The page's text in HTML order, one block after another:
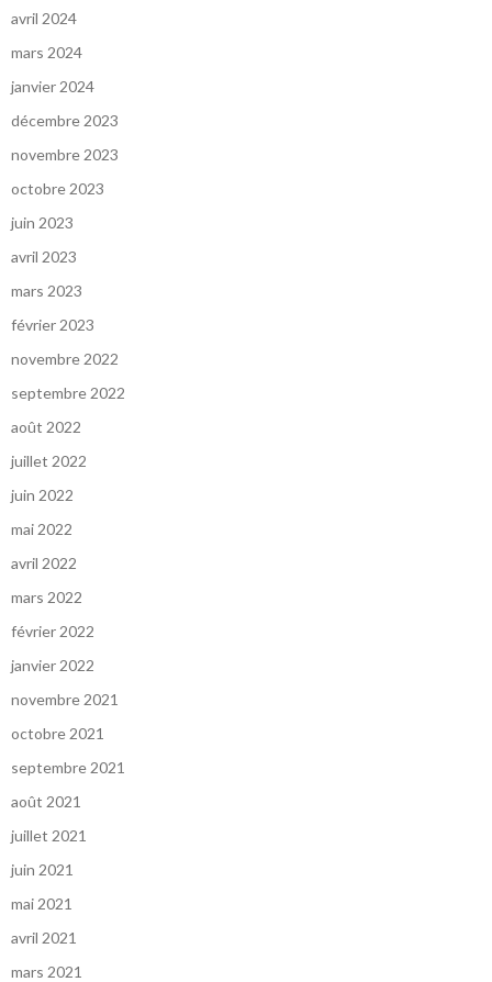
avril 2024
mars 2024
janvier 2024
décembre 2023
novembre 2023
octobre 2023
juin 2023
avril 2023
mars 2023
février 2023
novembre 2022
septembre 2022
août 2022
juillet 2022
juin 2022
mai 2022
avril 2022
mars 2022
février 2022
janvier 2022
novembre 2021
octobre 2021
septembre 2021
août 2021
juillet 2021
juin 2021
mai 2021
avril 2021
mars 2021